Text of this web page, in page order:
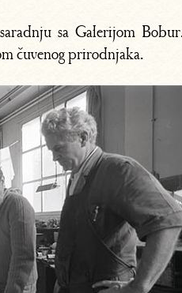
sa Galerijom
čuvenog prirodnjaka.